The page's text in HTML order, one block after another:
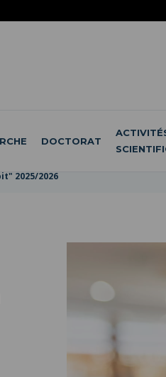
DOCTORAT
2025/2026